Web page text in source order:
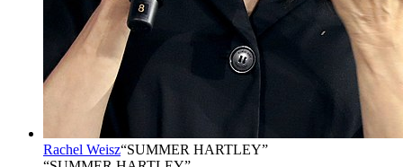
Rachel Weisz“SUMMER HARTLEY”